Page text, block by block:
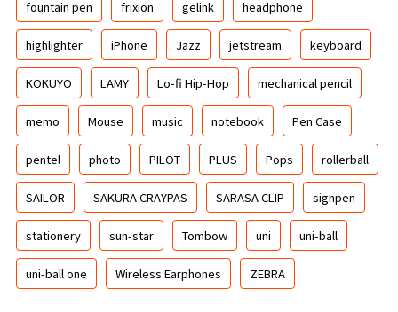
fountain pen frixion gelink headphone
highlighter iPhone Jazz jetstream keyboard
KOKUYO LAMY Lo-fi Hip-Hop mechanical pencil
memo Mouse music notebook Pen Case
pentel photo PILOT PLUS Pops rollerball
SAILOR SAKURA CRAYPAS SARASA CLIP signpen
stationery sun-star Tombow uni uni-ball
uni-ball one Wireless Earphones ZEBRA